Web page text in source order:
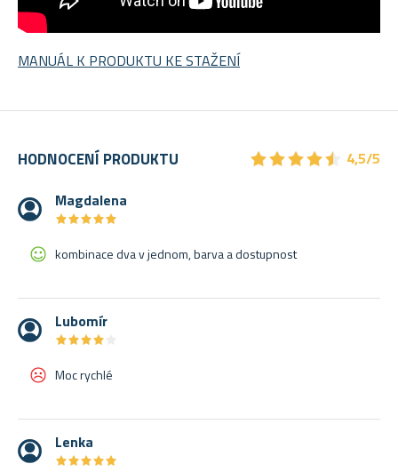
MANUÁL K PRODUKTU KE STAŽENÍ
HODNOCENÍ PRODUKTU ★★★★★
★★★★★
4,5/5
Magdalena
★★★★★
★★★★★
kombinace dva v jednom, barva a dostupnost
Lubomír
★★★★
★★★★
Moc rychlé
Lenka
★★★★★
★★★★★